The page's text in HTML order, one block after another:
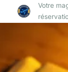
Votre